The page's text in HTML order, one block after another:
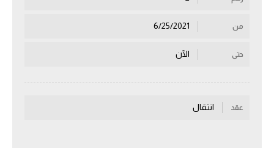
القسم الثاني
من
حتى الآن
عقد انتقال